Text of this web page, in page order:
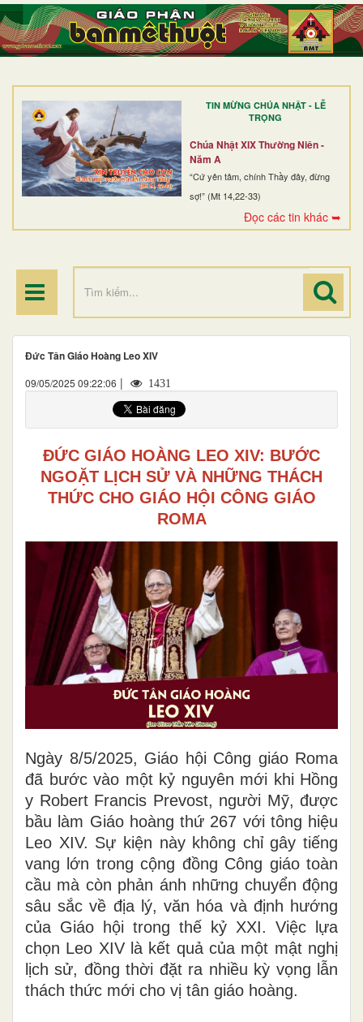
TIN MỪNG CHÚA NHẬT - LỄ
TRỌNG
Chúa Nhật XIX Thường Niên -
Năm A
“Cứ yên tâm, chính Thầy đây, đừng
sợ!” (Mt 14,22-33)
Đọc các tin khác ➥
TRANG NHẤT
GIỚI THIỆU
DÒNG TU
BAN MỤC VỤ
ĐOÀN THỂ CG
Đức Tân Giáo Hoàng Leo XIV
09/05/2025 09:22:06 | 1431
ĐỨC GIÁO HOÀNG LEO XIV: BƯỚC
NGOẶT LỊCH SỬ VÀ NHỮNG THÁCH
THỨC CHO GIÁO HỘI CÔNG GIÁO
ROMA
Ngày 8/5/2025, Giáo hội Công giáo Roma
đã bước vào một kỷ nguyên mới khi Hồng
y Robert Francis Prevost, người Mỹ, được
bầu làm Giáo hoàng thứ 267 với tông hiệu
Leo XIV. Sự kiện này không chỉ gây tiếng
vang lớn trong cộng đồng Công giáo toàn
cầu mà còn phản ánh những chuyển động
sâu sắc về địa lý, văn hóa và định hướng
của Giáo hội trong thế kỷ XXI. Việc lựa
chọn Leo XIV là kết quả của một mật nghị
lịch sử, đồng thời đặt ra nhiều kỳ vọng lẫn
thách thức mới cho vị tân giáo hoàng.